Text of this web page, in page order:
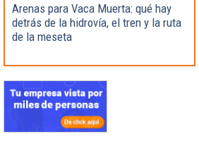
Arenas para Vaca Muerta: qué hay
detrás de la hidrovía, el tren y la ruta
de la meseta